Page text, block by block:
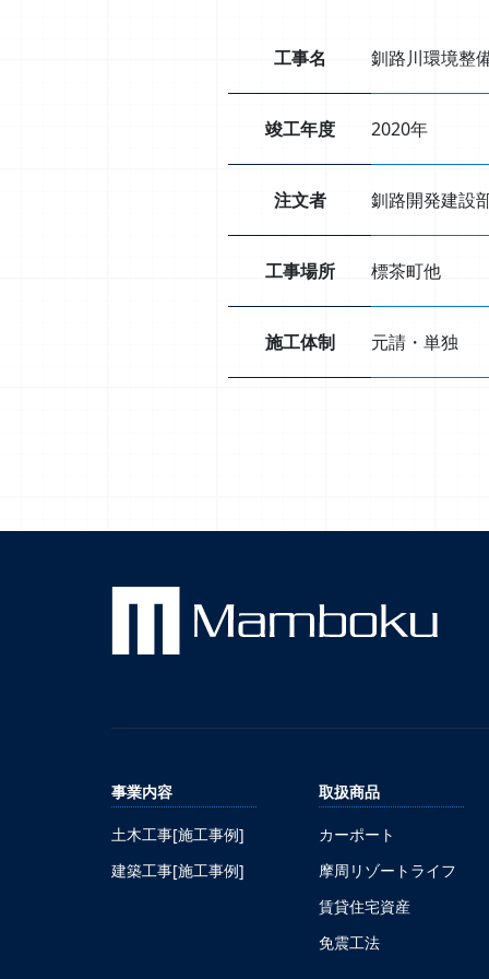
工事名 釧路川環境整
竣工年度 2020年
注文者 釧路開発建設
工事場所 標茶町他
施工体制 元請・単独
事業内容
土木工事[施工事例]
建築工事[施工事例]
取扱商品
カーポート
摩周リゾートライフ
賃貸住宅資産
免震工法